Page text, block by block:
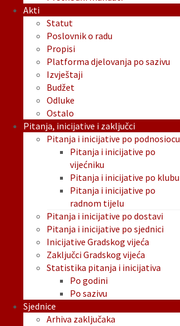
Akti
Statut
Poslovnik o radu
Propisi
Platforma djelovanja po sazivu
Izvještaji
Budžet
Odluke
Ostalo
Pitanja, inicijative i zaključci
Pitanja i inicijative po podnosiocu
Pitanja i inicijative po
vijećniku
Pitanja i inicijative po klubu
Pitanja i inicijative po
radnom tijelu
Pitanja i inicijative po dostavi
Pitanja i inicijative po sjednici
Inicijative Gradskog vijeća
Zaključci Gradskog vijeća
Statistika pitanja i inicijativa
Po godini
Po sazivu
Sjednice
Arhiva zaključaka